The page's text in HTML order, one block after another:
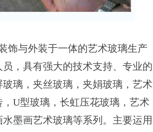
饰与外装于一体的艺术玻璃生产
，具有强大的技术支持、专业的
璃，夹丝玻璃，夹娟玻璃，艺术
U型玻璃，长虹压花玻璃，艺术
墨画艺术玻璃等系列。主要运用